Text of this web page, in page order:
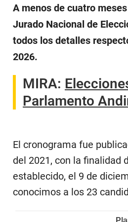
A menos de cuatro
Jurado Nacional de
todos los detalles
2026.
MIRA:
Parlamento
El cronograma fue
del 2021, con la finalidad
establecido, el 9 de
conocimos a los 23